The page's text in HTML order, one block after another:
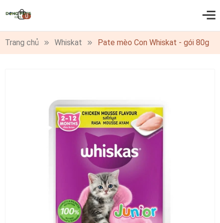
0
Trang chủ Whiskat Pate mèo Con Whiskat - gói 80g